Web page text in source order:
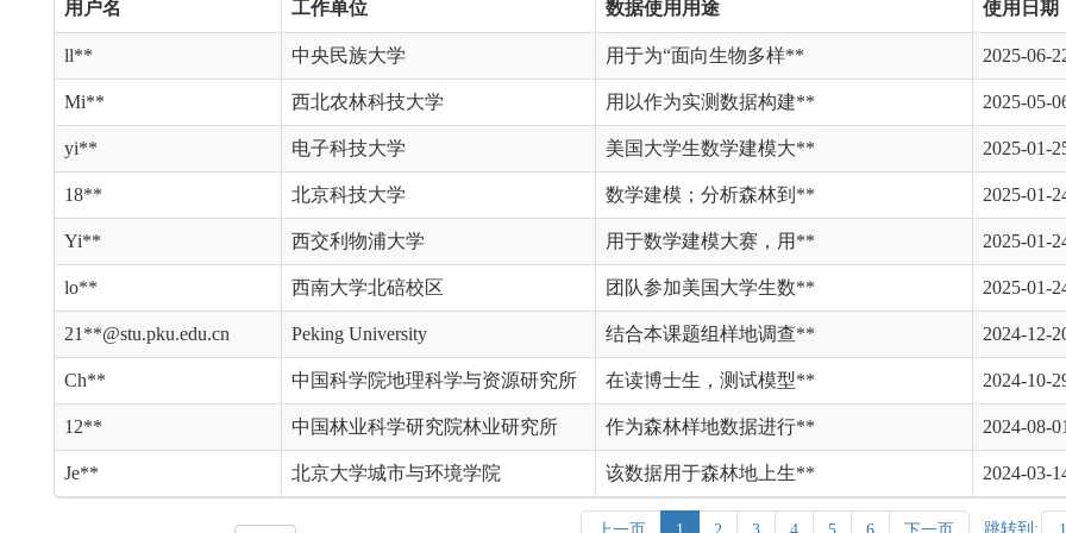
用户名 工作单位 数据使用用途 使用日期
ll** 中央民族大学 用于为“面向生物多样** 2025-06-
Mi** 西北农林科技大学 用以作为实测数据构建** 2025-05-
yi** 电子科技大学 美国大学生数学建模大** 2025-01-
18** 北京科技大学 数学建模；分析森林到** 2025-01-
Yi** 西交利物浦大学 用于数学建模大赛，用** 2025-01-
lo** 西南大学北碚校区 团队参加美国大学生数** 2025-01-
21**@stu.pku.edu.cn Peking University 结合本课题组样地调查** 2024-12-
Ch** 中国科学院地理科学与资源研究所 在读博士生，测试模型** 2024-10-
12** 中国林业科学研究院林业研究所 作为森林样地数据进行** 2024-08-01
Je** 北京大学城市与环境学院 该数据用于森林地上生** 2024-03-
跳转到: